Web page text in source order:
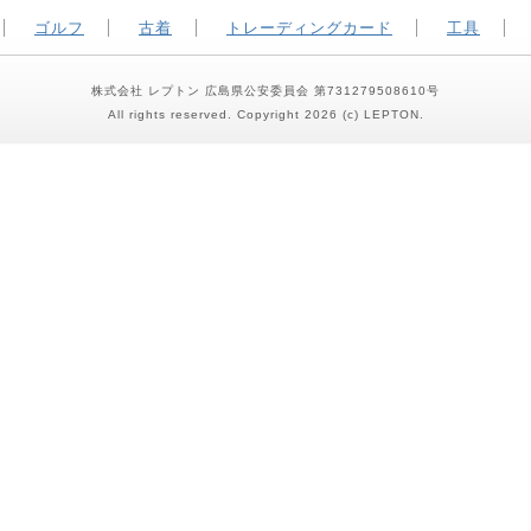
ゴルフ 古着 トレーディングカード 工具
株式会社 レプトン 広島県公安委員会 第731279508610号
All rights reserved. Copyright 2026 (c) LEPTON.